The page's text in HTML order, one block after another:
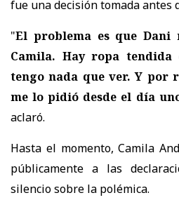
fue una decisión tomada antes
"El problema es que Dani
Camila. Hay ropa
tengo nada que ver. Y por
me lo pidió desde el día
aclaró.
Hasta el momento, Camila
públicamente a las
silencio sobre la polémica.